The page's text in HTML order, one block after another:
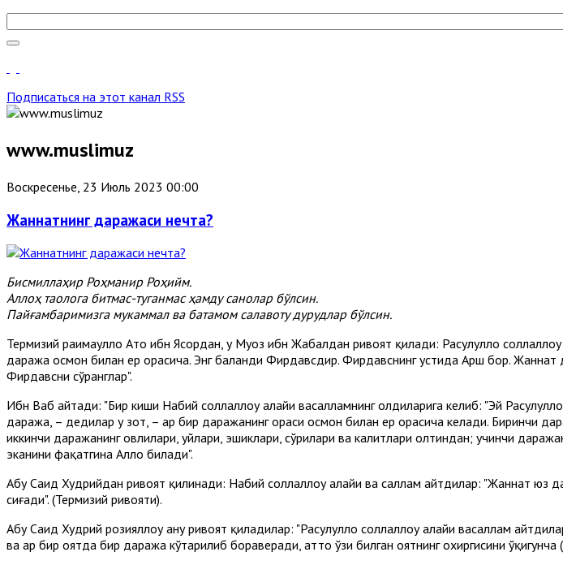
Подписаться на этот канал RSS
www.muslimuz
Воскресенье, 23 Июль 2023 00:00
Жаннатнинг даражаси нечта?
Бисмиллаҳир Роҳманир Роҳийм.
Аллоҳ таолога битмас-туганмас ҳамду санолар бўлсин.
Пайғамбаримизга мукаммал ва батамом салавоту дурудлар бўлсин.
Термизий раҳимаҳуллоҳ Ато ибн Ясордан, у Муоз ибн Жабалдан ривоят қилади: Расулуллоҳ
даража осмон билан ер орасича. Энг баланди Фирдавсдир. Фирдавснинг устида Арш бор. Жаннат
Фирдавсни сўранглар".
Ибн Ваҳб айтади: "Бир киши Набий соллаллоҳу алайҳи васалламнинг олдиларига келиб: "Эй
даража, – дедилар у зот, – ҳар бир даражанинг ораси осмон билан ер орасича келади. Биринчи
иккинчи даражанинг ҳовлилари, уйлари, эшиклари, сўрилари ва калитлари олтиндан; учинчи
эканини фақатгина Аллоҳ билади".
Абу Саид Худрийдан ривоят қилинади: Набий соллаллоҳу алайҳи ва саллам айтдилар: "Жаннат юз
сиғади". (Термизий ривояти).
Абу Саид Худрий розияллоҳу анҳу ривоят қиладилар: "Расулуллоҳ соллаллоҳу алайҳи васаллам
ва ҳар бир оятда бир даража кўтарилиб бораверади, ҳатто ўзи билган оятнинг охиргисини